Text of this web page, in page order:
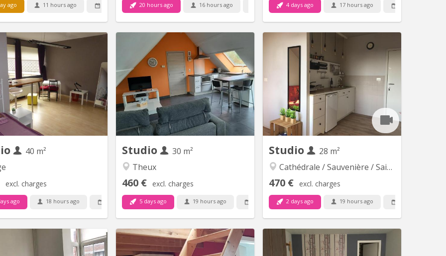
ago 11 hours ago
KL 6496
rénové toutes charges
également service internet,
nettoyage des communs, cuisine
entièrement, équipée
20 hours ago 16 hours ago
KL 12364
Bonjour! Nous remettons en location
un KOT-STUDIO rénové en 2020 pour
un. e ETUDIANT. E dans le quartier des
Vennes à Liège! Logement individuel
avec situation idéale, au calme &
proche de toutes les commodités.
Fêtard(e) passez votre chemin, ceci est
une maison familiale (2 enfants de 1
4 days ago 17 hours ago
KL 14116
Idéalement situé rue Saint-Gilles, dans
un immeuble sans ascenseur, ce joli
studio INDIVIDUEL lumineux
comprend un séjour avec coin cuisine
équipée- 2 plaques électriques,
armoires, frigo. La salle de douche et
le WC se situent dans une pièce
séparée et à l'intérieur du studio. Le
studio est...
40 m²
excl. charges
ago 18 hours ago
KL 16936
pour étudiant, situé dans un
Studio
30 m²
Theux
460 € excl. charges
5 days ago 19 hours ago
KL 6126
STUDIO LUMINEUX ENTIÈREMENT
Studio
28 m²
Cathédrale / Sauvenière / Saint-Denis
470 € excl. charges
2 days ago 19 hours ago
KL 16746
Studio meublé de 28 m² à louer